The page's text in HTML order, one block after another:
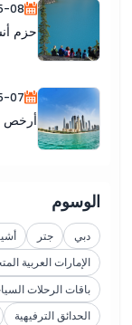
08
حزم
07
أرخص
الوسوم
دبي جتر
الإمارات العربية
باقات الرحلات
الحدائق الترفيهية